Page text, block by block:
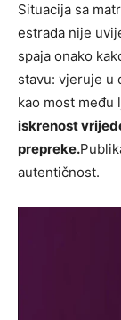
Situacija sa
estrada nije
spaja onako
stavu: vjeruje u
kao most među
iskrenost
prepreke.
autentičnost.